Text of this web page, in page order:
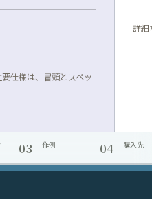
仕様は、冒頭とスペッ
詳細
03 作例 04 購入先